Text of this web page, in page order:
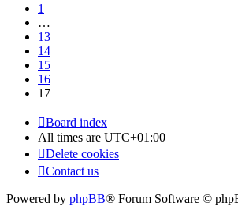
1
…
13
14
15
16
17
Board index
All times are UTC+01:00
Delete cookies
Contact us
Powered by phpBB® Forum Software ©